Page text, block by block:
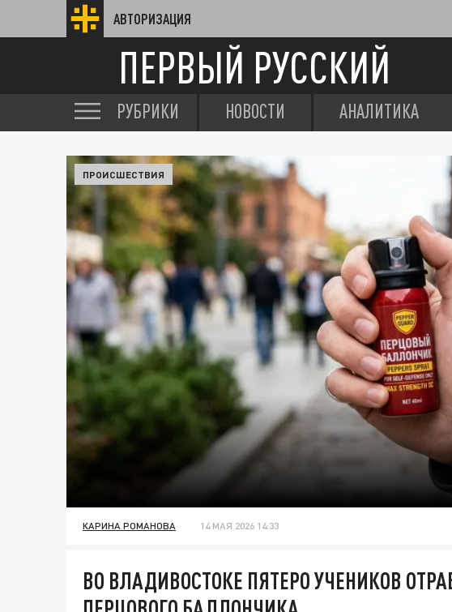
АВТОРИЗАЦИЯ
ПЕРВЫЙ РУССКИЙ
РУБРИКИ НОВОСТИ АНАЛИТИКА
ПРОИСШЕСТВИЯ
КАРИНА РОМАНОВА 14 МАЯ 2026 14:33
ВО ВЛАДИВОСТОКЕ ПЯТЕРО УЧЕНИКОВ